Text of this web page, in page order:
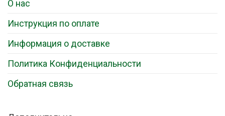
О нас
Инструкция по оплате
Информация о доставке
Политика Конфиденциальности
Обратная связь